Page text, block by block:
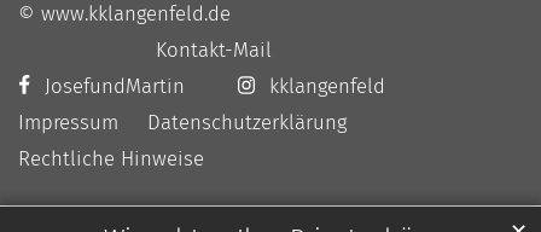
© www.kklangenfeld.de
Kontakt-Mail
JosefundMartin
kklangenfeld
Impressum
Datenschutzerklärung
Rechtliche Hinweise